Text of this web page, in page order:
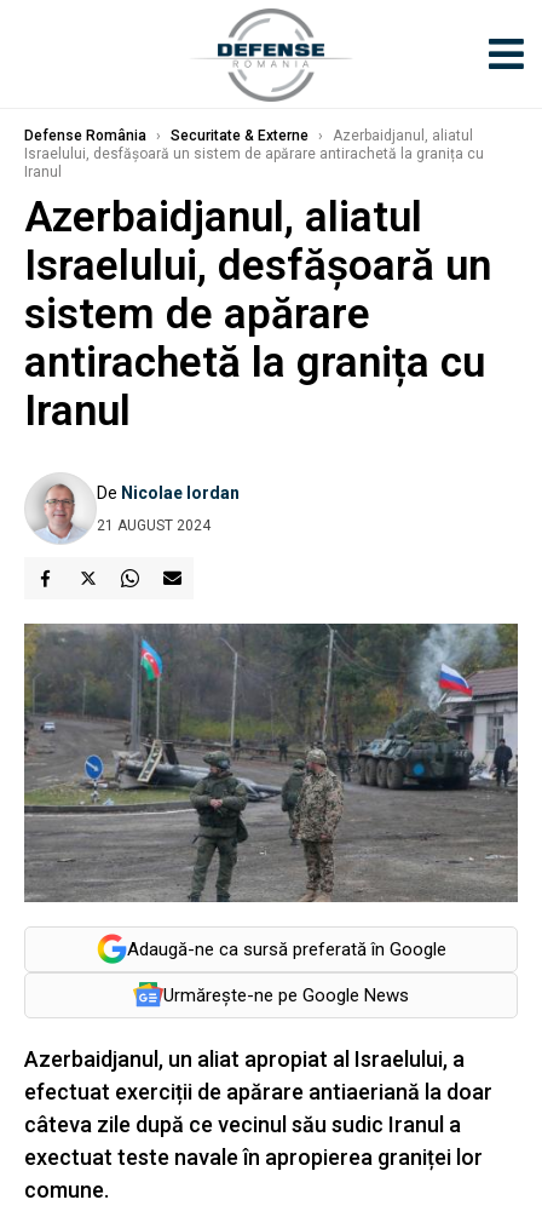
Defense România › Securitate & Externe ›
Azerbaidjanul, aliatul
Israelului, desfășoară un sistem de apărare antirachetă la granița cu
Iranul
Azerbaidjanul, aliatul
Israelului, desfășoară un
sistem de apărare
antirachetă la granița cu
Iranul
De Nicolae Iordan
21 AUGUST 2024
Adaugă-ne ca sursă preferată în Google
Urmărește-ne pe Google News
Azerbaidjanul, un aliat apropiat al Israelului, a
efectuat exerciții de apărare antiaeriană la doar
câteva zile după ce vecinul său sudic Iranul a
exectuat teste navale în apropierea graniței lor
comune.